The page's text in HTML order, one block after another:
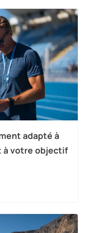
adapté à
à votre objectif